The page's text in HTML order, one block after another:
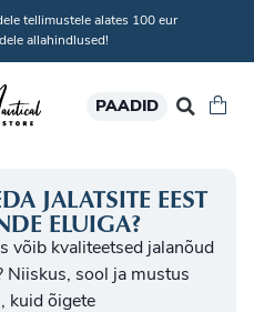
tellimustele alates 100 eur
allahindlused!
PAADID
JALATSITE EEST
ELUIGA?
võib kvaliteetsed jalanõud
Niiskus, sool ja mustus
kuid õigete